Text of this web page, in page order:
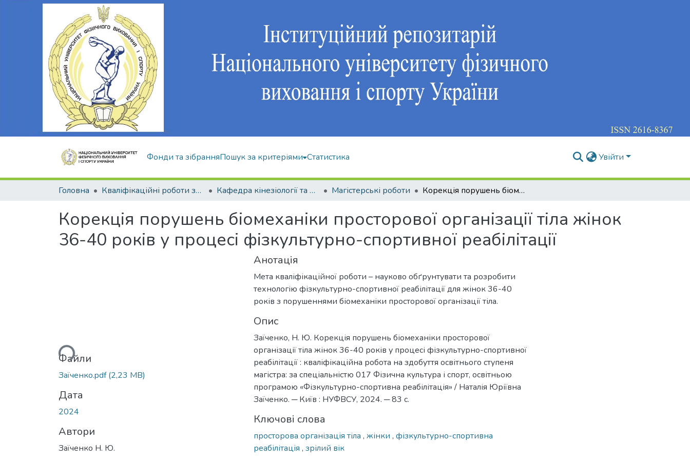
Фонди та зібранняПошук за критеріями Статистика Увійти
Головна Кваліфікаційні роботи здобувачів вищої освіти Кафедра кінезіології та фізкультурно-спортивної реабілітації Магістерські роботи Корекція порушень біомеханіки просторової організації тіла жінок 36-40 років у процесі фізкультурно-спортивної реабілітації
Корекція порушень біомеханіки просторової організації тіла жінок
36-40 років у процесі фізкультурно-спортивної реабілітації
Вантажиться...
Файли
Заїченко.pdf(2,23 MB)
Дата
2024
Автори
Заїченко Н. Ю.
Анотація
Мета кваліфікаційної роботи – науково обґрунтувати та розробити
технологію фізкультурно-спортивної реабілітації для жінок 36-40
років з порушеннями біомеханіки просторової організації тіла.
Опис
Заїченко, Н. Ю. Корекція порушень біомеханіки просторової
організації тіла жінок 36-40 років у процесі фізкультурно-спортивної
реабілітації : кваліфікаційна робота на здобуття освітнього ступеня
магістра: за спеціальністю 017 Фізична культура і спорт, освітньою
програмою «Фізкультурно-спортивна реабілітація» / Наталія Юріївна
Заїченко. ─ Київ : НУФВСУ, 2024. ─ 83 с.
Ключові слова
просторова організація тіла , жінки , фізкультурно-спортивна
реабілітація , зрілий вік